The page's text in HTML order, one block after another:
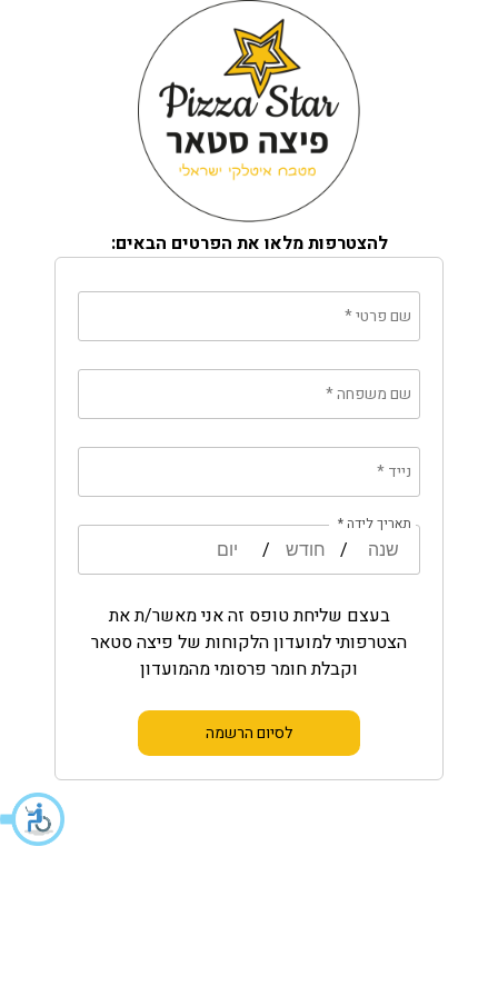
להצטרפות מלאו את הפרטים הבאים:
שם פרטי*
שם משפחה*
נייד*
/ /
תאריך לידה *
בעצם שליחת טופס זה אני מאשר/ת את
הצטרפותי למועדון הלקוחות של פיצה סטאר
וקבלת חומר פרסומי מהמועדון